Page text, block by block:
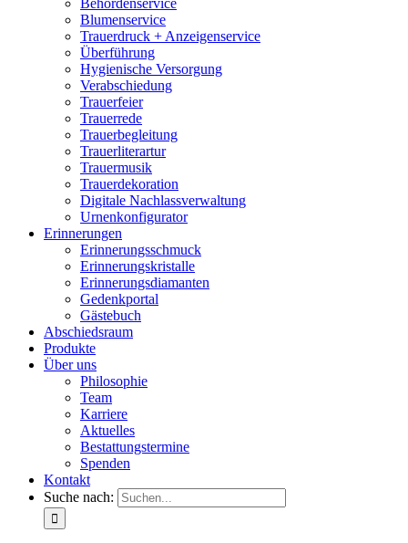
Behördenservice
Blumenservice
Trauerdruck + Anzeigenservice
Überführung
Hygienische Versorgung
Verabschiedung
Trauerfeier
Trauerrede
Trauerbegleitung
Trauerliterartur
Trauermusik
Trauerdekoration
Digitale Nachlassverwaltung
Urnenkonfigurator
Erinnerungen
Erinnerungsschmuck
Erinnerungskristalle
Erinnerungsdiamanten
Gedenkportal
Gästebuch
Abschiedsraum
Produkte
Über uns
Philosophie
Team
Karriere
Aktuelles
Bestattungstermine
Spenden
Kontakt
Suche nach: